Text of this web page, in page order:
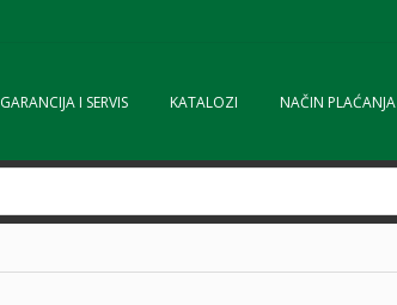
GARANCIJA I SERVIS KATALOZI NAČIN PLAĆANJA